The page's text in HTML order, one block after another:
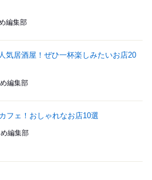
編集部
気居酒屋！ぜひ一杯楽しみたいお店20
編集部
フェ！おしゃれなお店10選
編集部